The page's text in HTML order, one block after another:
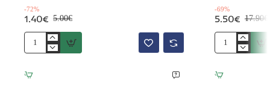
-72%
1.40€ 5.00€
CIONDOLO
ACCIAIO
ORSETTO
-69%
5.50€ 17.90€
Charms
acciaio